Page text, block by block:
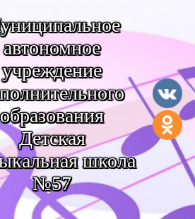
автономное
учреждение
образования
Детская
школа
№57